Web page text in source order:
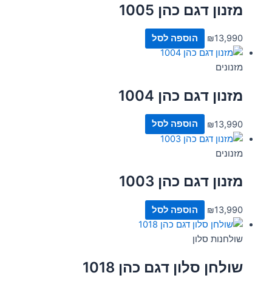
מזנון דגם כהן 1005
₪13,990 הוספה לסל
מזנונים
מזנון דגם כהן 1004
₪13,990 הוספה לסל
מזנונים
מזנון דגם כהן 1003
₪13,990 הוספה לסל
שולחנות סלון
שולחן סלון דגם כהן 1018